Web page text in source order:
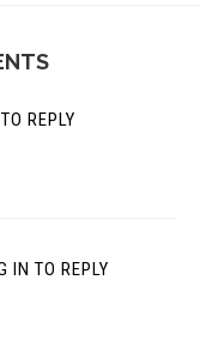
REPLY
IN TO REPLY